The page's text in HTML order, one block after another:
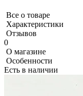
Все о товаре
Характеристики
Отзывов
0
О магазине
Особенности
Есть в наличии